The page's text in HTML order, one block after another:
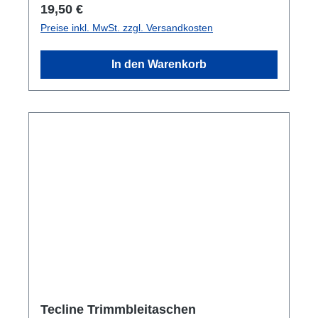
Regulärer Preis:
19,50 €
Preise inkl. MwSt. zzgl. Versandkosten
In den Warenkorb
Tecline Trimmbleitaschen